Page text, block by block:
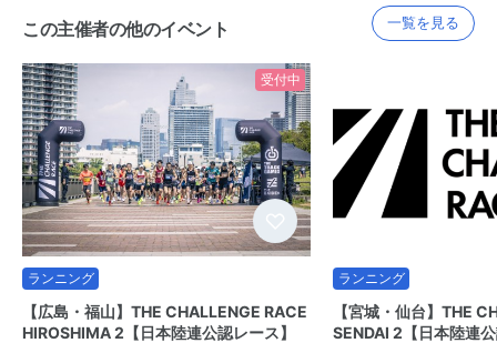
この主催者の他のイベント 一覧を見る
受付中
ランニング
【広島・福山】THE CHALLENGE RACE
HIROSHIMA 2【日本陸連公認レース】
ランニング
【宮城・仙台】THE
SENDAI 2【日本陸連